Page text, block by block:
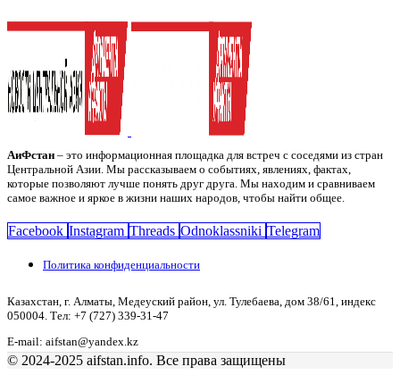
АиФстан – это информационная площадка для встреч с соседями из стран
Центральной Азии. Мы рассказываем о событиях, явлениях, фактах,
которые позволяют лучше понять друг друга. Мы находим и сравниваем
самое важное и яркое в жизни наших народов, чтобы найти общее.
Facebook Instagram Threads Odnoklassniki Telegram
Политика конфиденциальности
Казахстан, г. Алматы, Медеуский район, ул. Тулебаева, дом 38/61, индекс
050004. Тел: +7 (727) 339-31-47
E-mail: aifstan@yandex.kz
© 2024-2025 aifstan.info. Все права защищены